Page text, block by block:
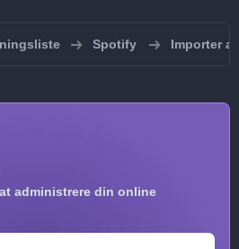
Spotify Importer
administrere din online